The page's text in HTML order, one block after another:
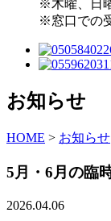
※木曜、日
※窓口での
お知らせ
HOME > お知らせ
5月・6月の臨
2026.04.06